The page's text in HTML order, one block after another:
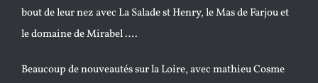
bout de leur nez avec La Salade st Henry, le Mas de Farjou et
le domaine de Mirabel ….
Beaucoup de nouveautés sur la Loire, avec mathieu Cosme